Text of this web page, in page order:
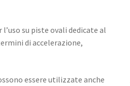
su piste ovali dedicate al
di accelerazione,
essere utilizzate anche